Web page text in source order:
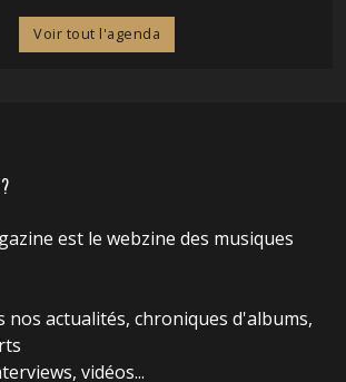
Voir tout l'agenda
est le webzine des musiques
nos actualités, chroniques d'albums,
vidéos...